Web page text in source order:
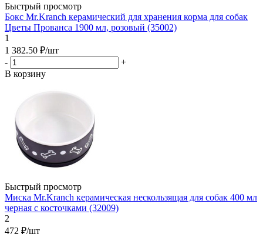
Быстрый просмотр
Бокс Mr.Kranch керамический для хранения корма для собак
Цветы Прованса 1900 мл, розовый (35002)
1
1 382.50 ₽/шт
-
+
В корзину
Быстрый просмотр
Миска Mr.Kranch керамическая нескользящая для собак 400 мл
черная с косточками (32009)
2
472 ₽/шт